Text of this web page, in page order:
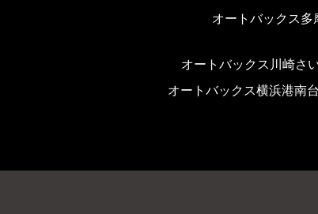
オートバックス多
オートバックス川崎さ
オートバックス横浜港南台